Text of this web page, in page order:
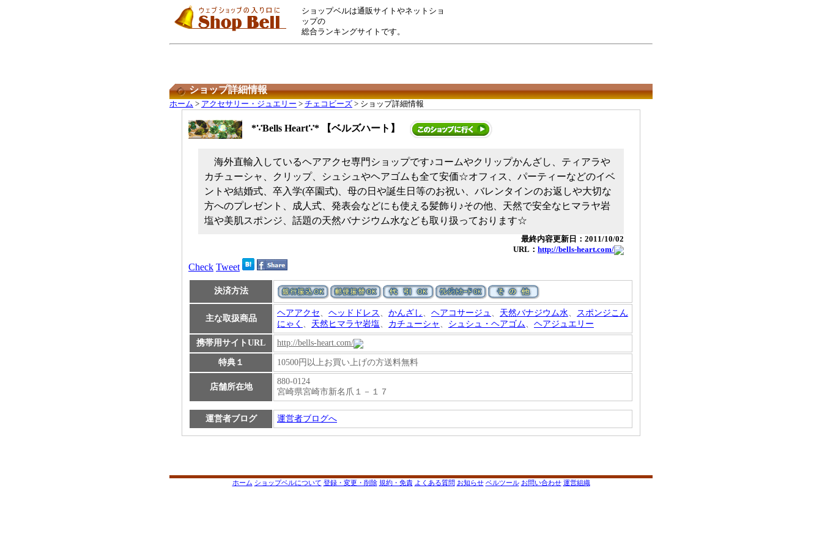
ショップベルは通販サイトやネットショ
ップの
総合ランキングサイトです。
ショップ詳細情報
ホーム > アクセサリー・ジュエリー > チェコビーズ > ショップ詳細情報
*∵Bells Heart∵* 【ベルズハート】
海外直輸入しているヘアアクセ専門ショップです♪コームやクリップかんざし、ティアラや
カチューシャ、クリップ、シュシュやヘアゴムも全て安価☆オフィス、パーティーなどのイベ
ントや結婚式、卒入学(卒園式)、母の日や誕生日等のお祝い、バレンタインのお返しや大切な
方へのプレゼント、成人式、発表会などにも使える髪飾り♪その他、天然で安全なヒマラヤ岩
塩や美肌スポンジ、話題の天然バナジウム水なども取り扱っております☆
最終内容更新日：2011/10/02
URL： http://bells-heart.com/
Check Tweet
決済方法
主な取扱商品
ヘアアクセ、 ヘッドドレス 、 かんざし 、 ヘアコサージュ 、 天然バナジウム水、 スポンジこん
にゃく 、 天然ヒマラヤ岩塩、 カチューシャ 、 シュシュ・ヘアゴム、 ヘアジュエリー
携帯用サイトURL http://bells-heart.com/
特典１ 10500円以上お買い上げの方送料無料
店舗所在地
880-0124
宮崎県宮崎市新名爪１－１７
運営者ブログ 運営者ブログへ
ホーム ショップベルについて 登録・変更・削除 規約・免責 よくある質問 お知らせ ベルツール お問い合わせ 運営組織